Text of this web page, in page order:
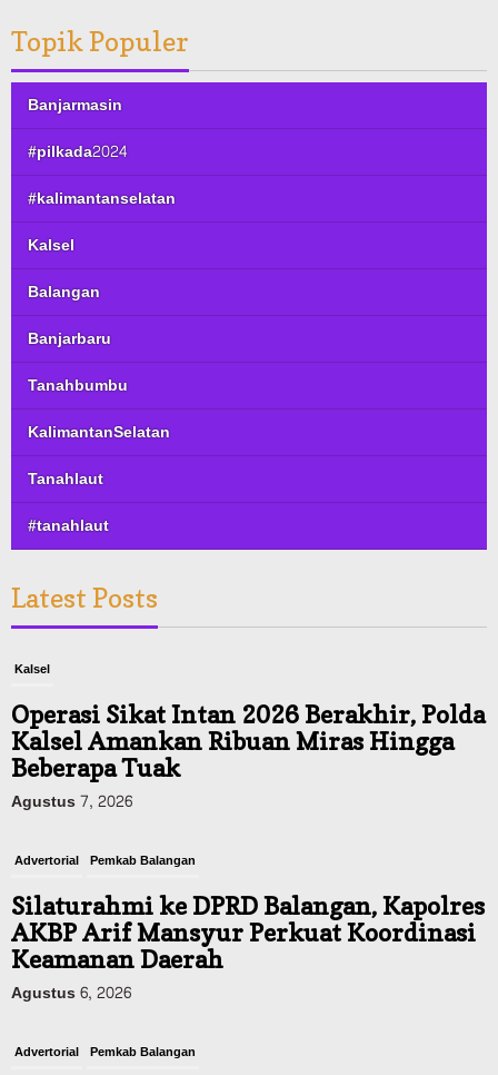
Topik Populer
Banjarmasin
#pilkada2024
#kalimantanselatan
Kalsel
Balangan
Banjarbaru
Tanahbumbu
KalimantanSelatan
Tanahlaut
#tanahlaut
Latest Posts
Kalsel
Operasi Sikat Intan 2026 Berakhir, Polda
Kalsel Amankan Ribuan Miras Hingga
Beberapa Tuak
Agustus 7, 2026
Advertorial Pemkab Balangan
Silaturahmi ke DPRD Balangan, Kapolres
AKBP Arif Mansyur Perkuat Koordinasi
Keamanan Daerah
Agustus 6, 2026
Advertorial Pemkab Balangan